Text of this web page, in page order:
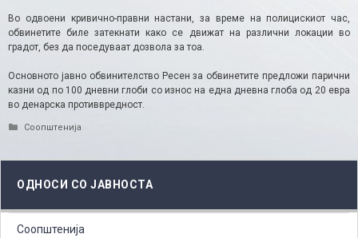
Во одвоени кривично-правни настани, за време на полицискиот час,
обвинетите биле затекнати како се движат на различни локации во
градот, без да поседуваат дозвола за тоа.
Основното јавно обвинителство Ресен за обвинетите предложи парични
казни од по 100 дневни глоби со износ на една дневна глоба од 20 евра
во денарска противвредност.
Categories
Соопштенија
ОДНОСИ СО ЈАВНОСТА
Соопштенија